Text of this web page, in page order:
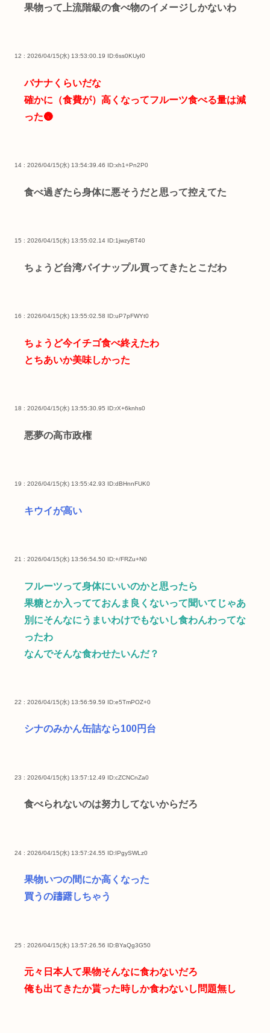
果物って上流階級の食べ物のイメージしかないわ
12 : 2026/04/15(水) 13:53:00.19 ID:6ss0KUyI0
バナナくらいだな
確かに（食費が）高くなってフルーツ食べる量は減
った🌚
14 : 2026/04/15(水) 13:54:39.46 ID:xh1+Pn2P0
食べ過ぎたら身体に悪そうだと思って控えてた
15 : 2026/04/15(水) 13:55:02.14 ID:1jwzyBT40
ちょうど台湾パイナップル買ってきたとこだわ
16 : 2026/04/15(水) 13:55:02.58 ID:uP7pFWYt0
ちょうど今イチゴ食べ終えたわ
とちあいか美味しかった
18 : 2026/04/15(水) 13:55:30.95 ID:rX+6knhs0
悪夢の高市政権
19 : 2026/04/15(水) 13:55:42.93 ID:dBHnnFUK0
キウイが高い
21 : 2026/04/15(水) 13:56:54.50 ID:+/FRZu+N0
フルーツって身体にいいのかと思ったら
果糖とか入ってておんま良くないって聞いてじゃあ
別にそんなにうまいわけでもないし食わんわってな
ったわ
なんでそんな食わせたいんだ？
22 : 2026/04/15(水) 13:56:59.59 ID:e5TmPOZ+0
シナのみかん缶詰なら100円台
23 : 2026/04/15(水) 13:57:12.49 ID:cZCNCnZa0
食べられないのは努力してないからだろ
24 : 2026/04/15(水) 13:57:24.55 ID:IPgySWLz0
果物いつの間にか高くなった
買うの躊躇しちゃう
25 : 2026/04/15(水) 13:57:26.56 ID:BYaQg3G50
元々日本人て果物そんなに食わないだろ
俺も出てきたか貰った時しか食わないし問題無し